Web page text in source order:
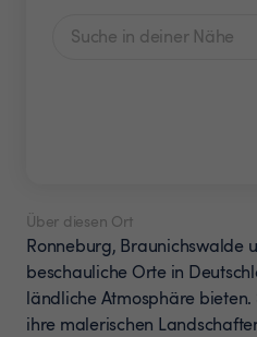
Über diesen Ort
Ronneburg, Braunichswalde
beschauliche Orte in
ländliche Atmosphäre bieten.
ihre malerischen